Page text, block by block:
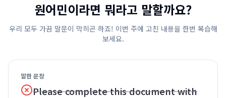
원어민이라면 뭐라고 말할까요?
우리 모두 가끔 말문이 막히곤 하죠! 이번 주에 고친 내용을 한번 복습해
보세요.
말한 문장
Please complete this document with